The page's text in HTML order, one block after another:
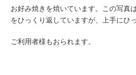
お好み焼きを焼いています。この写真
をひっくり返していますが、上手にひ
ご利用者様もおられます。